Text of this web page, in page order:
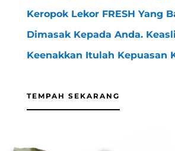
Keropok Lekor FRESH Yang
Dimasak Kepada Anda.
Keenakkan Itulah Kepuasan
TEMPAH SEKARANG